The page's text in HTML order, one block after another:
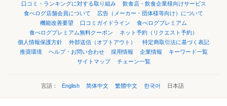
口コミ・ランキングに対する取り組み
飲食店・飲食企業様向けサービス
食べログ店舗会員について
広告（メーカー・団体様等向け）について
機能改善要望
口コミガイドライン
食べログプレミアム
食べログプレミアム無料クーポン
ネット予約（リクエスト予約）
個人情報保護方針
外部送信（オプトアウト）
特定商取引法に基づく表記
推奨環境
ヘルプ・お問い合わせ 採用情報 企業情報
キーワード一覧
サイトマップ
チェーン一覧
言語： English 简体中文 繁體中文 한국어 日本語